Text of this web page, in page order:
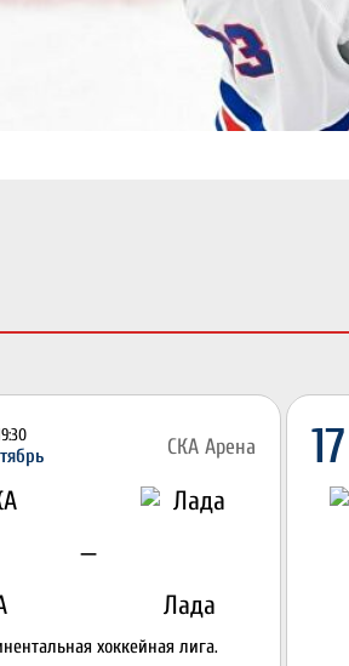
СКА Арена
—
Лада
хоккейная лига.
17